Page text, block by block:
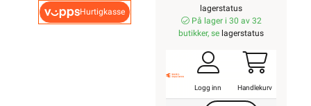
Hurtigkasse
lagerstatus
På lager i 30 av 32
butikker, se lagerstatus
Logg inn Handlekurv